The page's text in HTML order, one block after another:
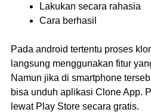
Lakukan secara rahasia
Cara berhasil
Pada android tertentu proses
langsung menggunakan fitur
Namun jika di smartphone
bisa unduh aplikasi Clone App.
lewat Play Store secara gratis.